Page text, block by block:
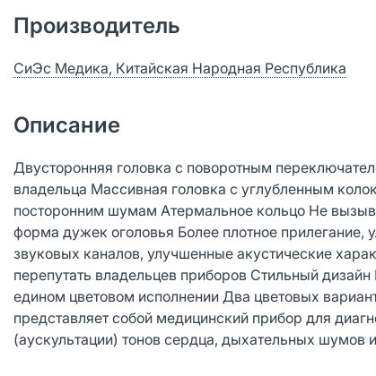
Производитель
СиЭс Медика, Китайская Народная Республика
Описание
Двусторонняя головка с поворотным
владельца Массивная головка с углубленным
посторонним шумам Атермальное кольцо Не
форма дужек оголовья Более плотное
звуковых каналов, улучшенные акустические
перепутать владельцев приборов Стильный
едином цветовом исполнении Два цветовых
представляет собой медицинский прибор для
(аускультации) тонов сердца, дыхательных шумов